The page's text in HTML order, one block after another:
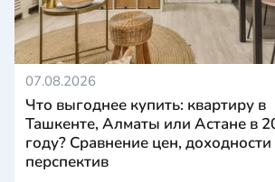
07.08.2026
Что выгоднее купить: квартиру в
Ташкенте, Алматы или Астане в
году? Сравнение цен, доходности
перспектив